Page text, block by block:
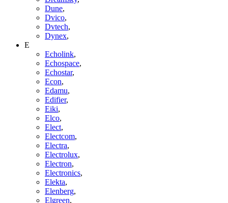
Dune,
Dvico,
Dvtech,
Dynex,
E
Echolink,
Echospace,
Echostar,
Econ,
Edamu,
Edifier,
Eiki,
Elco,
Elect,
Electcom,
Electra,
Electrolux,
Electron,
Electronics,
Elekta,
Elenberg,
Elgreen,